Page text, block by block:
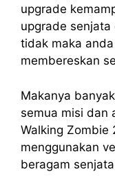
upgrade
upgrade senjata
tidak maka
membereskan
Makanya
semua misi dan
Walking Zombie
menggunakan
beragam